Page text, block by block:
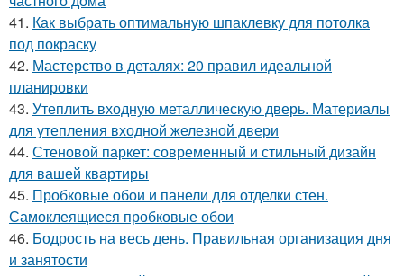
41. Как выбрать оптимальную шпаклевку для потолка
под покраску
42. Мастерство в деталях: 20 правил идеальной
планировки
43. Утеплить входную металлическую дверь. Материалы
для утепления входной железной двери
44. Стеновой паркет: современный и стильный дизайн
для вашей квартиры
45. Пробковые обои и панели для отделки стен.
Самоклеящиеся пробковые обои
46. Бодрость на весь день. Правильная организация дня
и занятости